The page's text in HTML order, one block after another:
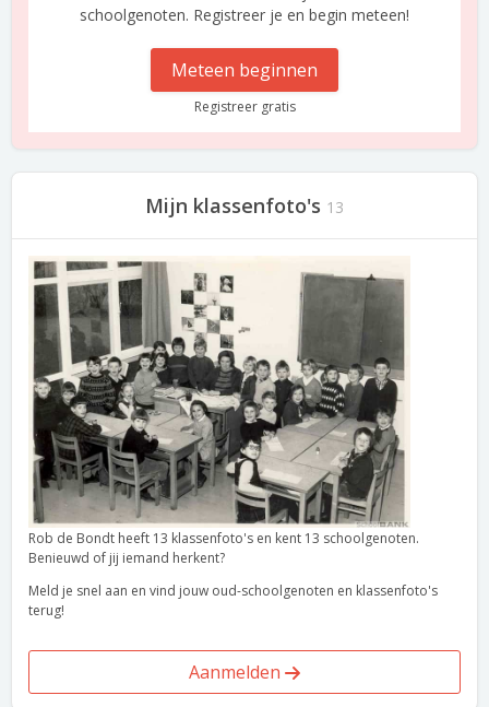
schoolgenoten. Registreer je en begin meteen!
Meteen beginnen
Registreer gratis
Mijn klassenfoto's 13
Rob de Bondt heeft 13 klassenfoto's en kent 13 schoolgenoten.
Benieuwd of jij iemand herkent?
Meld je snel aan en vind jouw oud-schoolgenoten en klassenfoto's
terug!
Aanmelden